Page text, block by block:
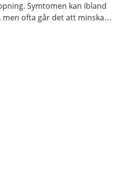
Symtomen kan ibland
men ofta går det att minska